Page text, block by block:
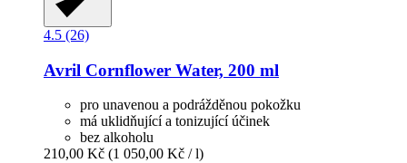
4.5 (26)
Avril Cornflower Water, 200 ml
pro unavenou a podrážděnou pokožku
má uklidňující a tonizující účinek
bez alkoholu
210,00 Kč (1 050,00 Kč / l)